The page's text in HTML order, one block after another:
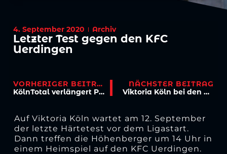
4. September 2020 Archiv
Letzter Test gegen den KFC
Uerdingen
VORHERIGER BEITRAG
KölnTotal verlängert Partnerschaft
NÄCHSTER BEITRAG
Viktoria Köln bei den Media Days
Auf Viktoria Köln wartet am 12. September
der letzte Härtetest vor dem Ligastart.
Dann treffen die Höhenberger um 14 Uhr in
einem Heimspiel auf den KFC Uerdingen.